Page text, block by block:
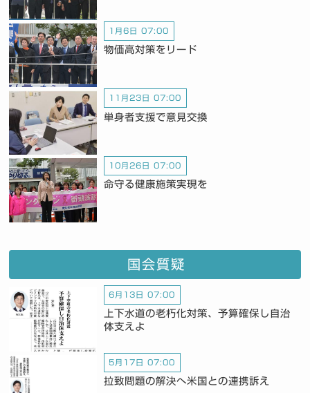
1月6日 07:00
物価高対策をリード
11月23日 07:00
単身者支援で意見交換
10月26日 07:00
命守る健康施策実現を
国会質疑
6月13日 07:00
上下水道の老朽化対策、予算確保し自治
体支えよ
5月17日 07:00
拉致問題の解決へ米国との連携訴え